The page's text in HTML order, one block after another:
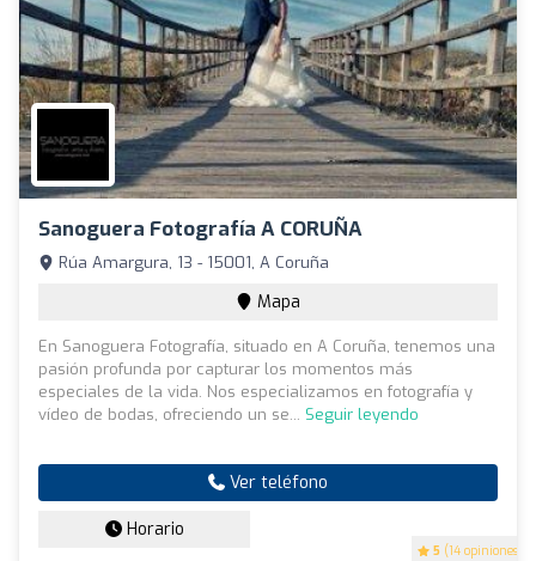
Sanoguera Fotografía A CORUÑA
5 (14 opiniones)
Rúa Amargura, 13 - 15001, A Coruña
Mapa
En Sanoguera Fotografía, situado en A Coruña, tenemos una
pasión profunda por capturar los momentos más
especiales de la vida. Nos especializamos en fotografía y
vídeo de bodas, ofreciendo un se... Seguir leyendo
Ver teléfono
Horario